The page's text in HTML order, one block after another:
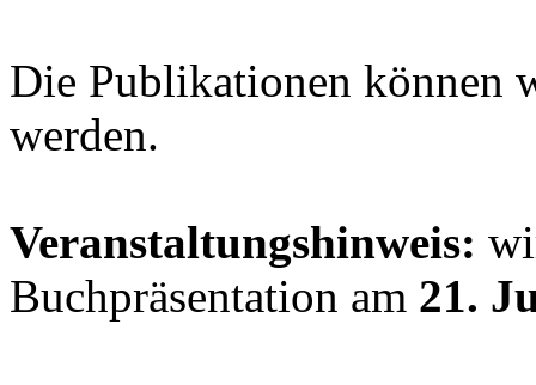
Die Publikationen können
werden.
Veranstaltungshinweis:
Buchpräsentation am 21.